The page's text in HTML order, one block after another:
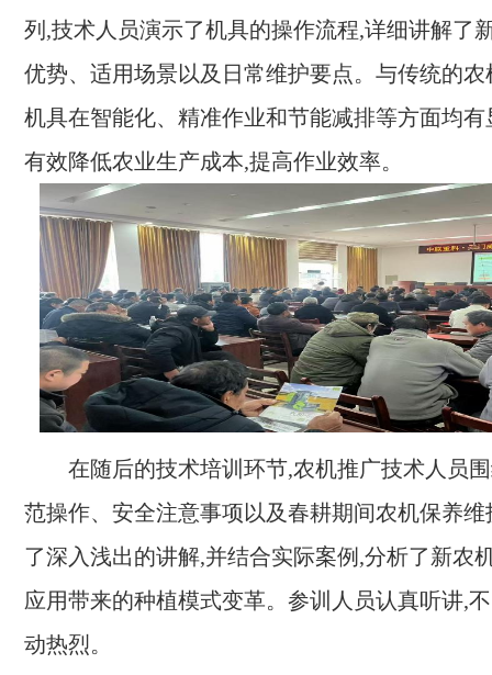
列,技术人员演示了机具的操作流程,详细讲解了
优势、适用场景以及日常维护要点。与传统的
机具在智能化、精准作业和节能减排等方面均
有效降低农业生产成本,提高作业效率。
在随后的技术培训环节,农机推广技术人员
范操作、安全注意事项以及春耕期间农机保养
了深入浅出的讲解,并结合实际案例,分析了新农
应用带来的种植模式变革。参训人员认真听讲,
动热烈。